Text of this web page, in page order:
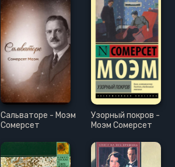
Сальваторе - Моэм
Сомерсет
Узорный покров -
Моэм Сомерсет